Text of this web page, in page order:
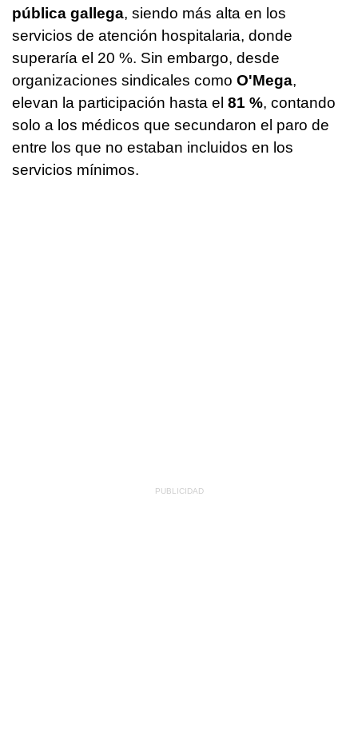
pública gallega, siendo más alta en los
servicios de atención hospitalaria, donde
superaría el 20 %. Sin embargo, desde
organizaciones sindicales como O'Mega,
elevan la participación hasta el 81 %, contando
solo a los médicos que secundaron el paro de
entre los que no estaban incluidos en los
servicios mínimos.